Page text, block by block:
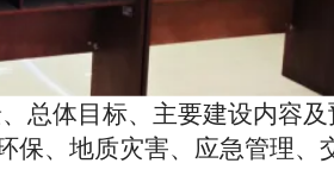
总体目标、主要建设内容及
保、地质灾害、应急管理、